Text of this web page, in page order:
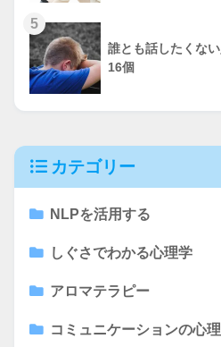
5
誰とも話したくな
16個
カテゴリー
NLPを活用する
しぐさでわかる心理学
アロマテラピー
コミュニケーションの心